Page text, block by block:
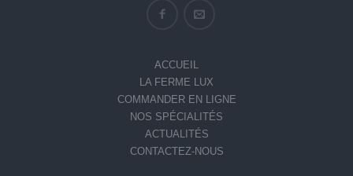
ACCUEIL
LA FERME LUX
COMMANDER EN LIGNE
NOS SPÉCIALITÉS
ACTUALITÉS
CONTACTEZ-NOUS